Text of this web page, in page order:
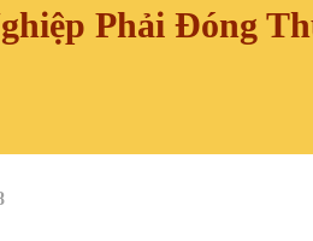
Phải Đóng